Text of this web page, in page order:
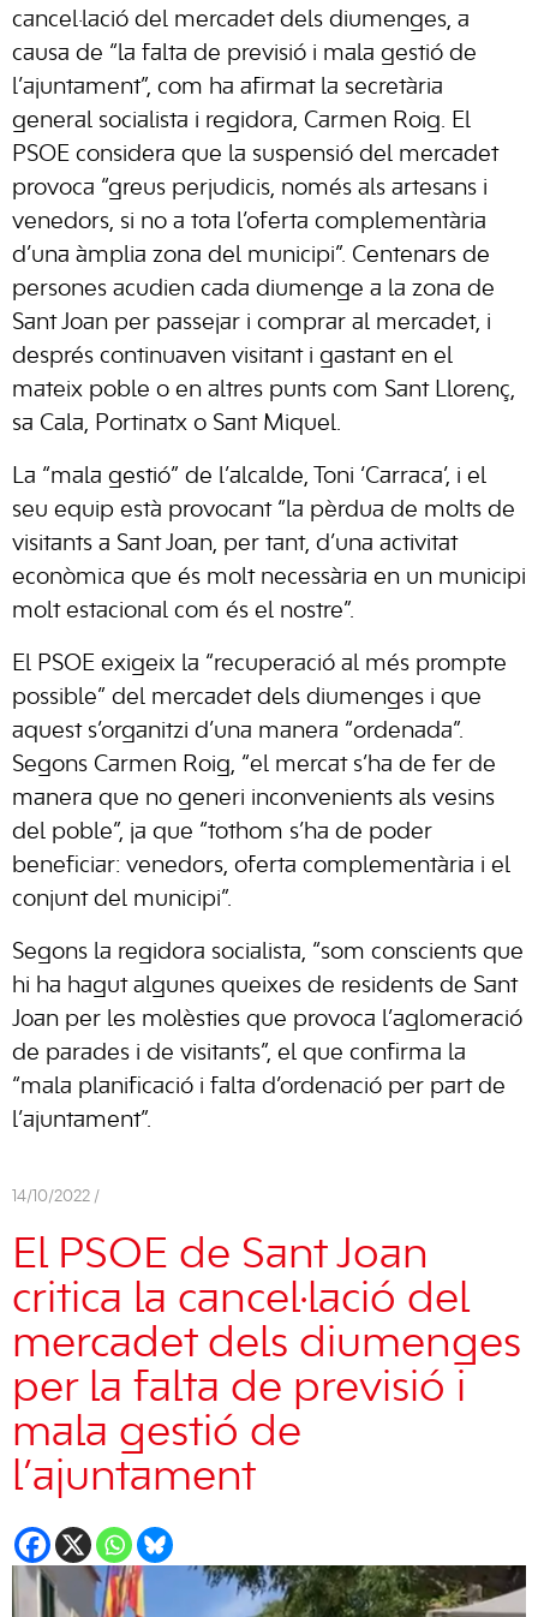
cancel·lació del mercadetdels diumenges, a
causa de “la falta de previsió i mala gestió de
l’ajuntament”, com ha afirmat la secretària
general socialista i regidora, Carmen Roig. El
PSOE considera que la suspensió del mercadet
provoca “greus perjudicis, només als artesans i
venedors, si no a tota l’oferta complementària
d’una àmplia zona del municipi”. Centenars de
persones acudien cada diumenge a la zona de
Sant Joan per passejar i comprar al mercadet, i
després continuaven visitant i gastant en el
mateix poble o en altres punts com Sant Llorenç,
sa Cala, Portinatx o Sant Miquel.
La “mala gestió” de l’alcalde, Toni ‘Carraca’, i el
seu equip està provocant “la pèrdua de molts de
visitants a Sant Joan, per tant, d’una activitat
econòmica que és molt necessària en un municipi
molt estacional com és el nostre”.
El PSOE exigeix la “recuperació al més prompte
possible” del mercadetdels diumenges i que
aquest s’organitzi d’una manera “ordenada”.
Segons Carmen Roig, “el mercat s’ha de fer de
manera que no generi inconvenients als vesins
del poble”, ja que “tothom s’ha de poder
beneficiar: venedors, oferta complementària i el
conjunt del municipi”.
Segons la regidora socialista, “som conscients que
hi ha hagut algunes queixes de residents de Sant
Joan per les molèsties que provoca l’aglomeració
de parades i de visitants”, el que confirma la
“mala planificació i falta d’ordenació per part de
l’ajuntament”.
14/10/2022 /
El PSOE de Sant Joan
critica la cancel·lació del
mercadet dels diumenges
per la falta de previsió i
mala gestió de
l’ajuntament